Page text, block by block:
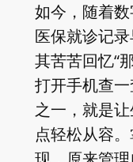
如今，随着
医保就诊记
其苦苦回忆“
打开手机查
之一，就是
点轻松从容